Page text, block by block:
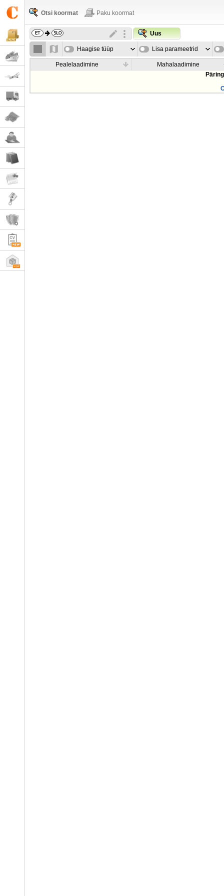
Otsi koormat Paku koormat
Uus
Haagise tüüp Lisa parameetrid
Pealelaadimine
Mahalaadimine